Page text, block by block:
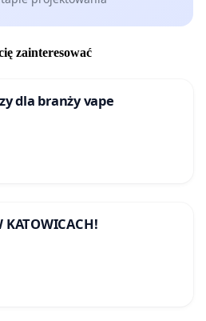
zainteresować
dla branży vape
KATOWICACH!